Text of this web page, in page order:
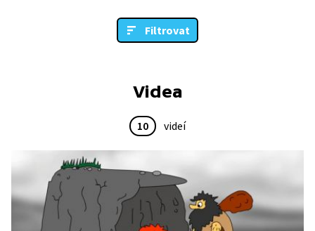
Filtrovat
Videa
10 videí